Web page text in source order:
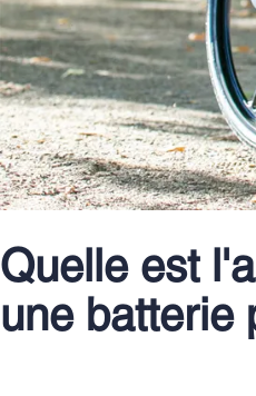
Quelle est
une batterie